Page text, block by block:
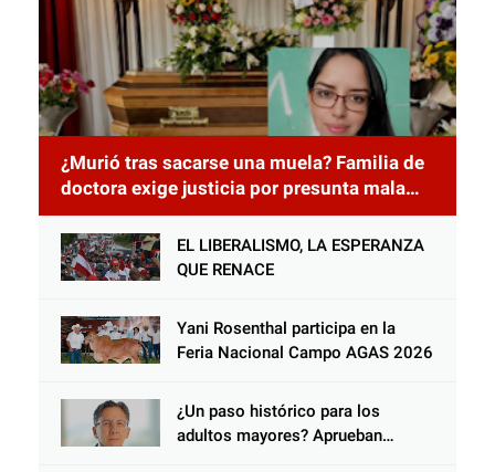
¿Murió tras sacarse una muela? Familia de
doctora exige justicia por presunta mala
práctica odontológica
EL LIBERALISMO, LA ESPERANZA
QUE RENACE
Yani Rosenthal participa en la
Feria Nacional Campo AGAS 2026
¿Un paso histórico para los
adultos mayores? Aprueban